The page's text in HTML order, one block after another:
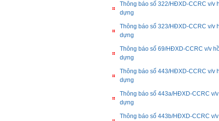
Thông báo số 322/HĐXD-CCRC v/v
dựng
Thông báo số 323/HĐXD-CCRC v/v
dựng
Thông báo số 69/HĐXD-CCRC v/v
dựng
Thông báo số 443/HĐXD-CCRC v/v
dựng
Thông báo số 443a/HĐXD-CCRC v/
dựng
Thông báo số 443b/HĐXD-CCRC v/